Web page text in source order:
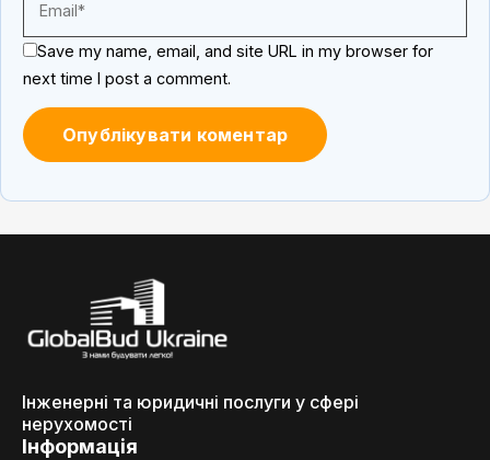
Save my name, email, and site URL in my browser for
next time I post a comment.
Інженерні та юридичні послуги у сфері
нерухомості
Інформація